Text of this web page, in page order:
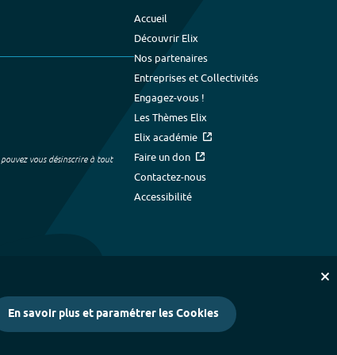
vous désinscrire à tout
Accueil
Découvrir Elix
Nos partenaires
Entreprises et Collectivités
Engagez-vous !
Les Thèmes Elix
Elix académie
Faire un don
Contactez-nous
Accessibilité
En savoir plus et paramétrer les Cookies